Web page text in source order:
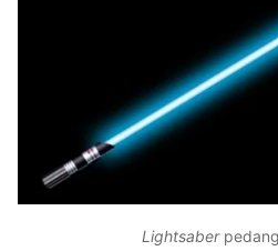
Lightsaber